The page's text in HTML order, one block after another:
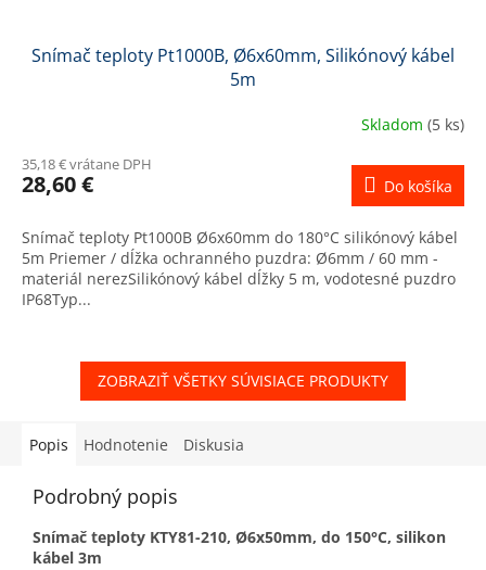
Snímač teploty Pt1000B, Ø6x60mm, Silikónový kábel
5m
Skladom (5 ks)
35,18 € vrátane DPH
28,60 € Do košíka
Snímač teploty Pt1000B Ø6x60mm do 180°C silikónový kábel
5m Priemer / dĺžka ochranného puzdra: Ø6mm / 60 mm -
materiál nerezSilikónový kábel dĺžky 5 m, vodotesné puzdro
IP68Typ...
ZOBRAZIŤ VŠETKY SÚVISIACE PRODUKTY
Popis Hodnotenie Diskusia
Podrobný popis
Snímač teploty KTY81-210, Ø6x50mm, do 150°C, silikon
kábel 3m